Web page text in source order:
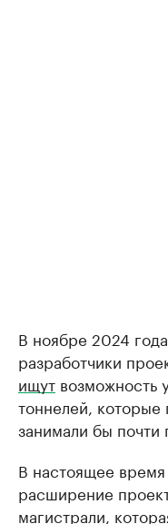
В ноябре 2024
разработчики
ищут возможность
тоннелей,
занимали бы почти
В настоящее
расширение
магистрали,